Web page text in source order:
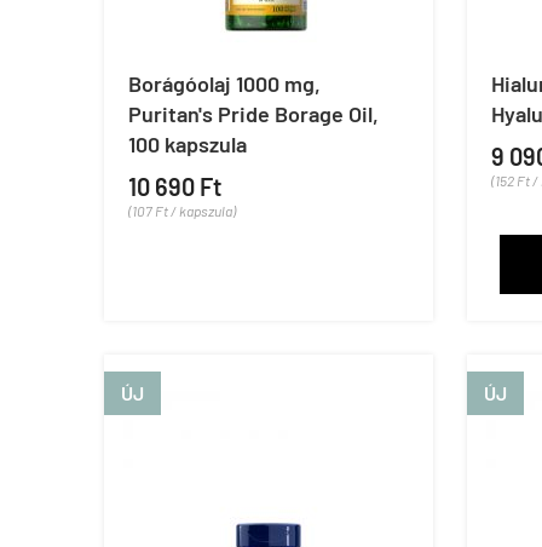
Borágóolaj 1000 mg,
Puritan's Pride Borage Oil,
100 kapszula
10 690 Ft
(107 Ft / kapszula)
9
(152 Ft
ÚJ ÚJ